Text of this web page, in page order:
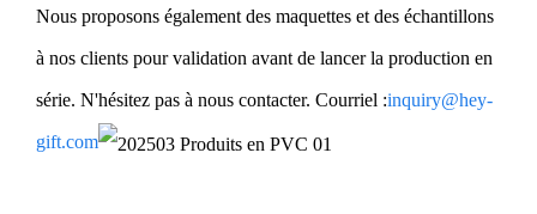
Nous proposons également des maquettes et des échantillons
à nos clients pour validation avant de lancer la production en
série. N'hésitez pas à nous contacter. Courriel :inquiry@hey-
gift.com